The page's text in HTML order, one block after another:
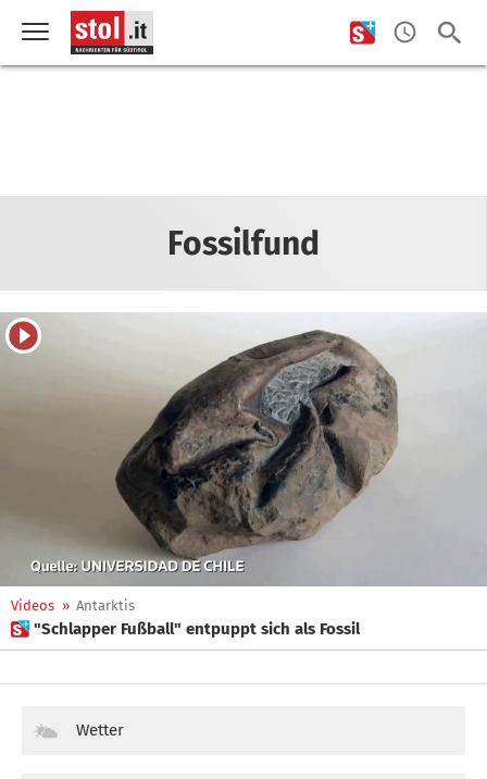
Fossilfund
Videos » Antarktis
 "Schlapper Fußball" entpuppt sich als Fossil
Wetter